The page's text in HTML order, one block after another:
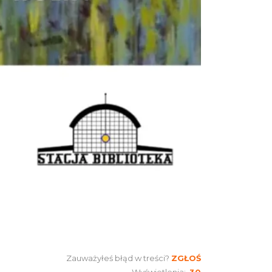
Henryk Miśkiewicz – 75 lat
Mistrza i Goście
Katowice
2026-10-18
10.45 km
Muzyka zespołu Metallica
10.63 km
OFF Festival 2026
Katowice
2026-08-07
12.21 km
Kwiatkowskiego w Tichauer
Zauważyłeś błąd w treści? ZGŁOŚ